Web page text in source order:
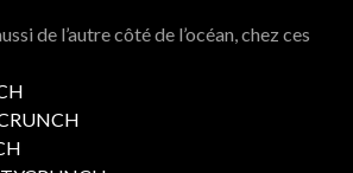
de l’autre côté de l’océan, chez ces